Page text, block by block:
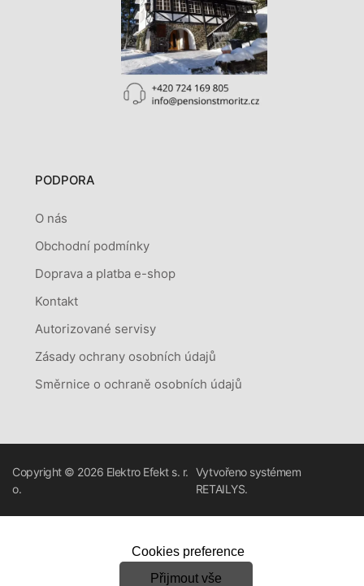
PODPORA
O nás
Obchodní podmínky
Doprava a platba e-shop
Kontakt
Autorizované servisy
Zásady ochrany osobních údajů
Směrnice o ochraně osobních údajů
Copyright © 2026 Elektro Efekt s. r.
o.
Vytvořeno systémem
RETAILYS.
Cookies preference
Přijmout vše